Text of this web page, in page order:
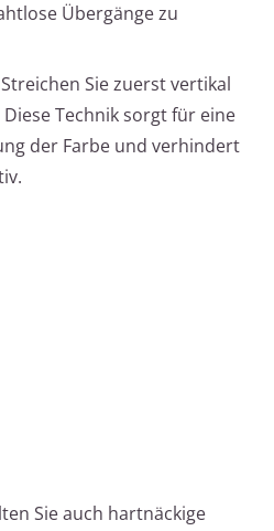
Übergänge zu
Streichen Sie zuerst vertikal
Technik sorgt für eine
der Farbe und verhindert
Sie auch hartnäckige